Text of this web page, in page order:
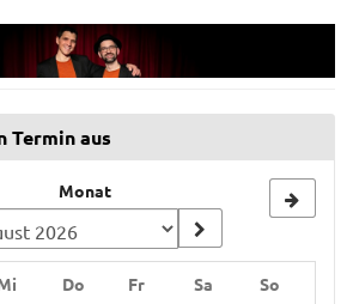
Termin aus
Monat
Mittwoch
Do Donnerstag
FrFreitagSa Samstag
So